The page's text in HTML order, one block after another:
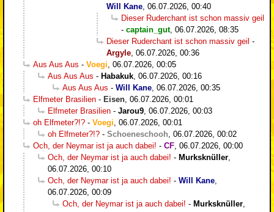
Will Kane 06.07.2026, 00:40
Dieser Ruderchant ist schon massiv geil
- captain_gut, 06.07.2026, 08:35
Dieser Ruderchant ist schon massiv geil -
Argyle 06.07.2026, 00:36
Aus Aus Aus - Voegi 06.07.2026, 00:05
Aus Aus Aus - Habakuk 06.07.2026, 00:16
Aus Aus Aus - Will Kane 06.07.2026, 00:35
Elfmeter Brasilien - Eisen 06.07.2026, 00:01
Elfmeter Brasilien - Jarou9 06.07.2026, 00:03
oh Elfmeter?!? - Voegi 06.07.2026, 00:01
oh Elfmeter?!? - Schoeneschooh 06.07.2026, 00:02
Och, der Neymar ist ja auch dabei! - CF 06.07.2026, 00:00
Och, der Neymar ist ja auch dabei! - Murksknüller
06.07.2026, 00:10
Och, der Neymar ist ja auch dabei! - Will Kane
06.07.2026, 00:09
Och, der Neymar ist ja auch dabei! - Murksknüller